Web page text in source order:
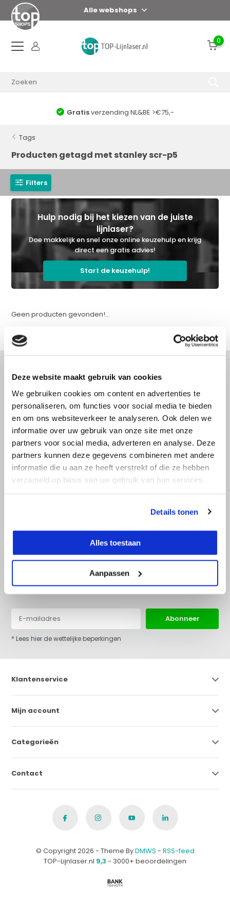
Deze website maakt gebruik van cookies
We gebruiken cookies om content en advertenties te
personaliseren, om functies voor social media te bieden
en om ons websiteverkeer te analyseren. Ook delen we
informatie over uw gebruik van onze site met onze
partners voor social media, adverteren en analyse. Deze
partners kunnen deze gegevens combineren met andere
informatie die u aan ze heeft verstrekt of die ze hebben
verzameld op basis van uw gebruik van hun services.
Details tonen
Alles toestaan
Aanpassen
Alle webshops
0
Gratisverzending NL&BE >€75,-
Tags
Producten getagd met stanley scr-p5
Filters
Hulp nodig bij het kiezen van de juiste
lijnlaser?
Doe makkelijk en snel onze online keuzehulp en krijg
direct een gratis advies!
Start de keuzehulp!
Geen producten gevonden!...
Advies nodig?
Doe onze online keuzehulp of bel direct
met een specialist!
Doe onze online keuzehulp
Blijf op de hoogte van het laatste nieuws en onze acties:
Abonneer
* Lees hier de wettelijke beperkingen
Klantenservice
Mijn account
Categorieën
Contact
© Copyright 2026 - Theme ByDMWS - RSS-feed
TOP-Lijnlaser.nl 9,3 - 3000+ beoordelingen